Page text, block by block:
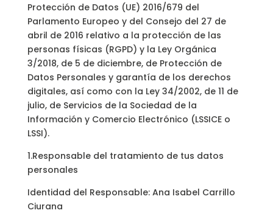
Protección de Datos (UE) 2016/679 del
Parlamento Europeo y del Consejo del 27 de
abril de 2016 relativo a la protección de las
personas físicas (RGPD) y la Ley Orgánica
3/2018, de 5 de diciembre, de Protección de
Datos Personales y garantía de los derechos
digitales, así como con la Ley 34/2002, de 11 de
julio, de Servicios de la Sociedad de la
Información y Comercio Electrónico (LSSICE o
LSSI).
1.Responsable del tratamiento de tus datos
personales
Identidad del Responsable: Ana Isabel Carrillo
Ciurana